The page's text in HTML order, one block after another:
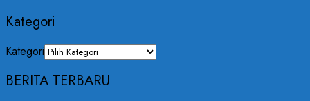
Kategori
Kategori
BERITA TERBARU